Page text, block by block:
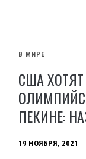
В МИРЕ
США
ПЕКИНЕ:
19 НОЯБРЯ, 2021